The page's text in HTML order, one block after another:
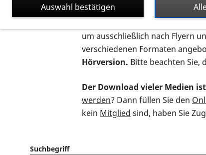
Auf dieser Seite finden Sie
um ausschließlich nach Flyern
verschiedenen Formaten
Hörversion. Bitte beachten Sie,
Der Download vieler Medien
werden? Dann füllen Sie den
kein Mitglied sind, haben Sie
Suchbegriff
Auswahl bestätigen